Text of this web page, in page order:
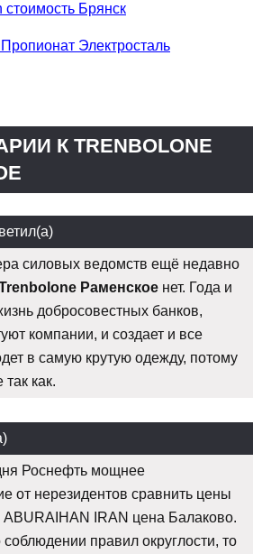
Брянск
Электросталь
К TRENBOLONE
силовых ведомств ещё недавно
Раменское нет. Года и
добросовестных банков,
компании, и создает и все
в самую крутую одежду, потому
как.
Роснефть мощнее
от нерезидентов сравнить цены
ABURAIHAN IRAN цена Балаково.
правил округлости, то